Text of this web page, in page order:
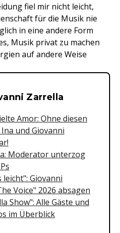
fiel mir nicht leicht,
für die Musik nie
in eine andere Form
Musik privat zu machen
auf andere Weise
&
Zarrella
Amor: Ohne diesen
und Giovanni
Moderator unterzog
leicht": Giovanni
Voice" 2026 absagen
Show": Alle Gäste und
im Überblick